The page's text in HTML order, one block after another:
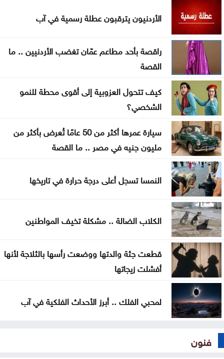
الرياض تنفي ارتباط الاتفاق مع أنقرة وإسلام آباد بمساعٍ
نووية
زراعة جرش تُقدم 1368 خدمة وتُوزع 260 ألف شتلة
الأردنيون يترقبون عطلة رسمية في آب
تنفيذ 23 مشروعاً لطرق محافظة المفرق
البرلمان العربي يدين استهداف المدنيين بالسعودية
واليمن
ارتفاع حصيلة الهجوم الذي نفذه تلميذ على مدرسة
بتايلند
70 ألفا يؤدون صلاة الجمعة بالأقصى
الأردنيون يترقبون عطلة رسمية في آب
راقصة بأحد مطاعم عمّان تغضب الأردنيين .. ما
القصة
كيف تتحول العزوبية إلى أقوى محطة للنمو
الشخصي؟
سيارة عمرها أكثر من 50 عامًا تُعرض بأكثر من
مليون جنيه في مصر .. ما القصة
النمسا تسجل أعلى درجة حرارة في تاريخها
الكلاب الضالة .. مشكلة تخيف المواطنين
قطعت جثة والدتها ووضعت رأسها بالثلاجة لأنها
أفشلت زيجاتها
لمحبي الفلك .. أبرز الأحداث الفلكية في آب
فنون